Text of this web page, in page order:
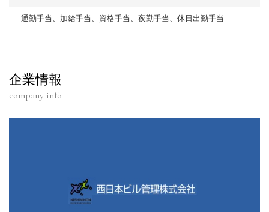
通勤手当、加給手当、資格手当、夜勤手当、休日出勤手当
企業情報
company info